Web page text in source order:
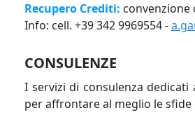
Recupero Crediti: convenzione
Info: cell. +39 342 9969554 -
CONSULENZE
I servizi di consulenza
per affrontare al meglio le